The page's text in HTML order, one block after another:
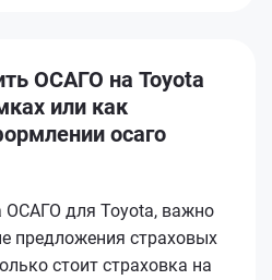
ОСАГО на Toyota
или как
осаго
ОСАГО для Toyota, важно
предложения страховых
стоит страховка на